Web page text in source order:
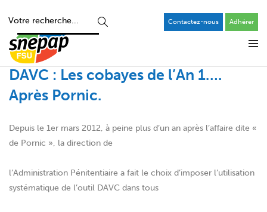
Contactez-nous Adhérer
DAVC : Les cobayes de l’An 1….
Après Pornic.
Depuis le 1er mars 2012, à peine plus d’un an après l’affaire dite «
de Pornic », la direction de
l’Administration Pénitentiaire a fait le choix d’imposer l’utilisation
systématique de l’outil DAVC dans tous